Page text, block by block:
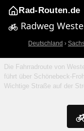
Rad-Routen.de
Radweg
Deutschland ›
Die Fahrradroute von
führt über Schönebeck-
Wichtige Straße auf der